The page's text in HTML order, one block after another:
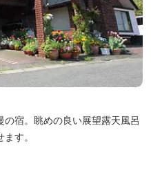
宿。眺めの良い展望露天風呂
す。